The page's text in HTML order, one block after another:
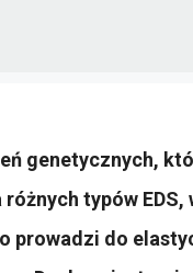
genetycznych,
typów
prowadzi do